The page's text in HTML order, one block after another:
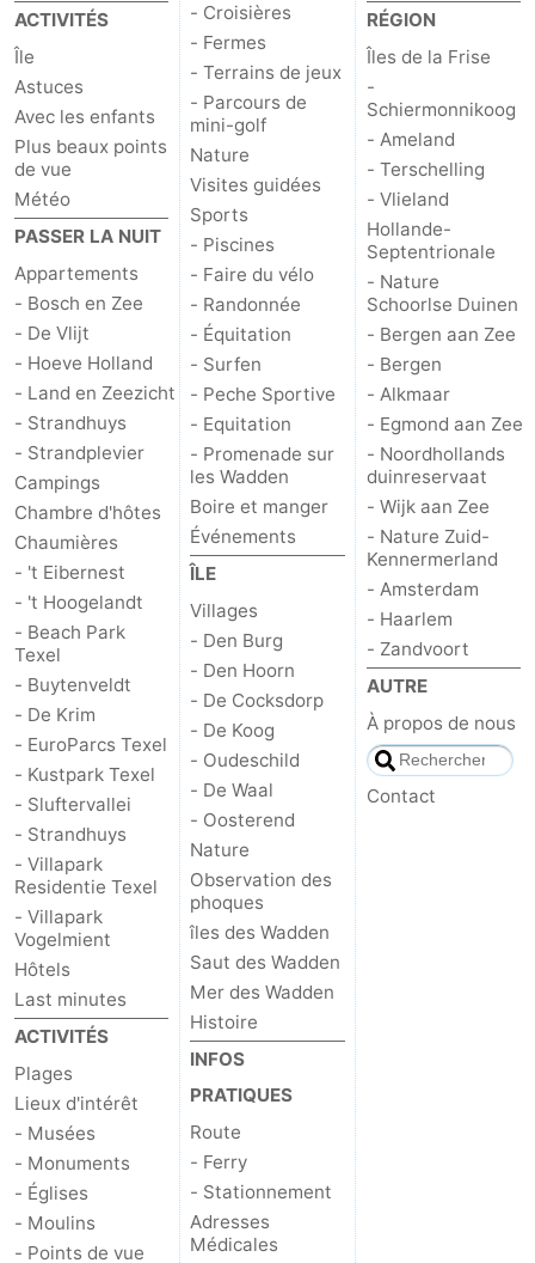
ACTIVITÉS
Île
Astuces
Avec les enfants
Plus beaux points
de vue
Météo
PASSER LA NUIT
Appartements
- Bosch en Zee
- De Vlijt
- Hoeve Holland
- Land en Zeezicht
- Strandhuys
- Strandplevier
Campings
Chambre d'hôtes
Chaumières
- 't Eibernest
- 't Hoogelandt
- Beach Park
Texel
- Buytenveldt
- De Krim
- EuroParcs Texel
- Kustpark Texel
- Sluftervallei
- Strandhuys
- Villapark
Residentie Texel
- Villapark
Vogelmient
Hôtels
Last minutes
ACTIVITÉS
Plages
Lieux d'intérêt
- Musées
- Monuments
- Églises
- Moulins
- Points de vue
- Croisières
- Fermes
- Terrains de jeux
- Parcours de
mini-golf
Nature
Visites guidées
Sports
- Piscines
- Faire du vélo
- Randonnée
- Équitation
- Surfen
- Peche Sportive
- Equitation
- Promenade sur
les Wadden
Boire et manger
Événements
ÎLE
Villages
- Den Burg
- Den Hoorn
- De Cocksdorp
- De Koog
- Oudeschild
- De Waal
- Oosterend
Nature
Observation des
phoques
îles des Wadden
Saut des Wadden
Mer des Wadden
Histoire
INFOS
PRATIQUES
Route
- Ferry
- Stationnement
Adresses
Médicales
RÉGION
Îles de la Frise
-
Schiermonnikoog
- Ameland
- Terschelling
- Vlieland
Hollande-
Septentrionale
- Nature
Schoorlse Duinen
- Bergen aan Zee
- Bergen
- Alkmaar
- Egmond aan Zee
- Noordhollands
duinreservaat
- Wijk aan Zee
- Nature Zuid-
Kennermerland
- Amsterdam
- Haarlem
- Zandvoort
AUTRE
À propos de nous
Contact